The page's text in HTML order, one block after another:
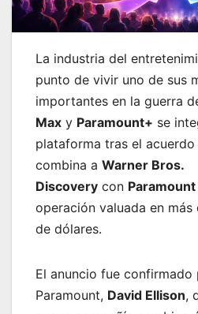
La industria del
punto de vivir uno de sus
importantes en la guerra
Max y Paramount+ se
plataforma tras el
combina a Warner Bros.
Discovery con
operación valuada en más
de dólares.
El anuncio fue confirmado
Paramount, David Ellison,